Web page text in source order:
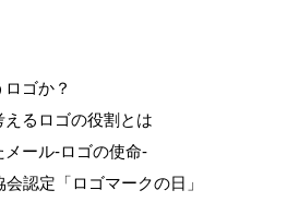
ゴか？
るロゴの役割とは
ール-ロゴの使命-
認定「ロゴマークの日」